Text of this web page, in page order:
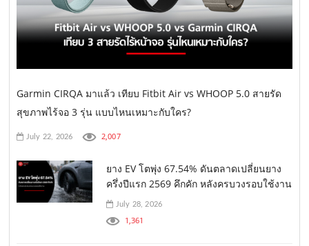
Garmin CIRQA มาแล้ว เทียบ Fitbit Air vs WHOOP 5.0 สายรัด
สุขภาพไร้จอ 3 รุ่น แบบไหนเหมาะกับใคร?
July 22, 2026 2,007
ยาง EV โตพุ่ง 67.54% ดันตลาดเปลี่ยนยาง
ครึ่งปีแรก 2569 คึกคัก หลังครบวงรอบใช้งาน
July 28, 2026
1,361